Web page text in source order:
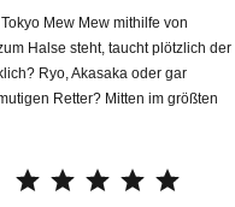
Mew Mew mithilfe von
Halse steht, taucht plötzlich der
Ryo, Akasaka oder gar
Retter? Mitten im größten
⭐⭐⭐⭐⭐